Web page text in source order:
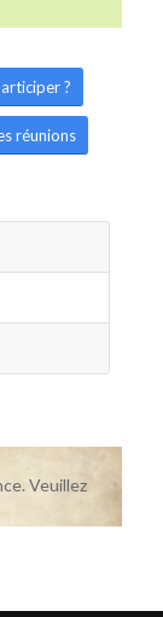
?
réunions
Veuillez